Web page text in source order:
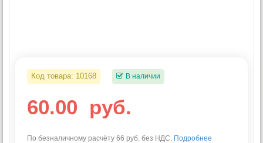
Код товара: 10168 В наличии
60.00 руб.
По безналичному расчёту 66 руб. без НДС. Подробнее